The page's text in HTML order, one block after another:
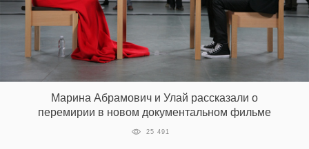
Марина Абрамович и Улай рассказали о
перемирии в новом документальном фильме
25 491